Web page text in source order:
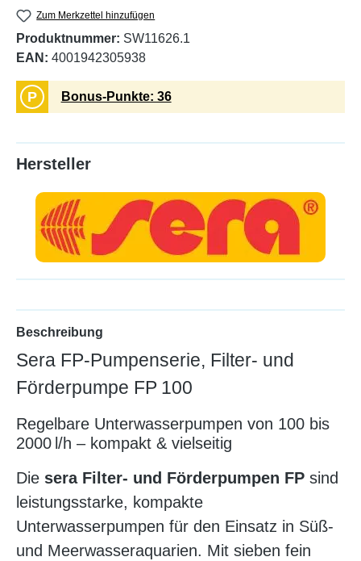
Zum Merkzettel hinzufügen
Produktnummer: SW11626.1
EAN: 4001942305938
P Bonus-Punkte: 36
Hersteller
Beschreibung
Sera FP-Pumpenserie, Filter- und
Förderpumpe FP 100
Regelbare Unterwasserpumpen von 100 bis
2000 l/h – kompakt & vielseitig
Die sera Filter- und Förderpumpen FP sind
leistungsstarke, kompakte
Unterwasserpumpen für den Einsatz in Süß-
und Meerwasseraquarien. Mit sieben fein